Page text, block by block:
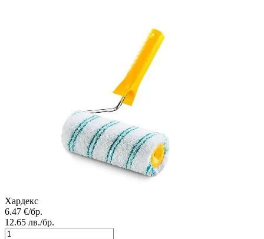
Хардекс
6.47 €/бр.
12.65 лв./бр.